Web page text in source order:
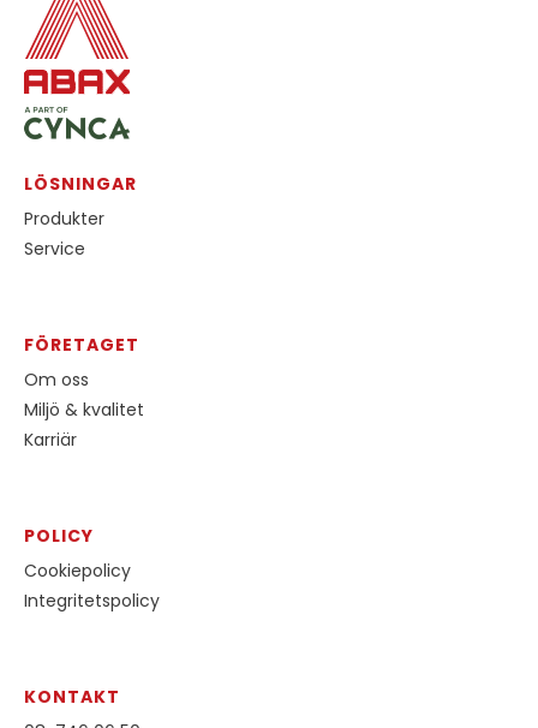
LÖSNINGAR
Produkter
Service
FÖRETAGET
Om oss
Miljö & kvalitet
Karriär
POLICY
Cookiepolicy
Integritetspolicy
KONTAKT